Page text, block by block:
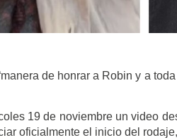
de honrar a Robin y a
19 de noviembre un video
oficialmente el inicio del